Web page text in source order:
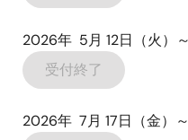
2026年 5月 12日（火）
受付終了
2026年 7月 17日（金）